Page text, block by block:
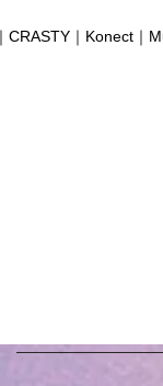
CRASTY｜Konect｜